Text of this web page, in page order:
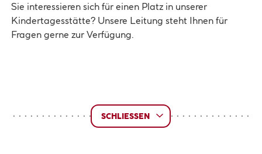
Sie interessieren sich für einen Platz in unserer
Kindertagesstätte? Unsere Leitung steht Ihnen für
Fragen gerne zur Verfügung.
SCHLIESSEN